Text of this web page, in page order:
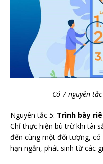
Có 7 nguyên
Nguyên tắc 5: Trình bày
Chỉ thực hiện bù trừ khi tài
đến cùng một đối tượng,
hạn ngắn, phát sinh từ các